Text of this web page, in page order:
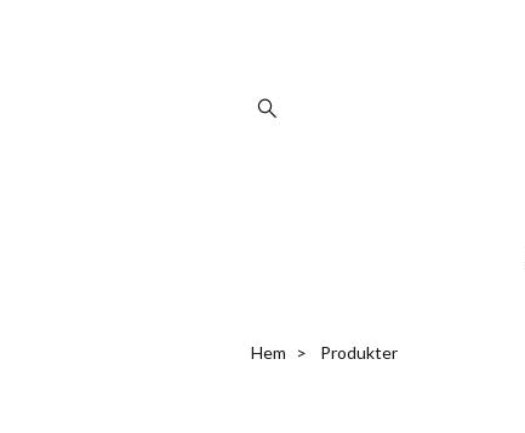
Hem Produkter